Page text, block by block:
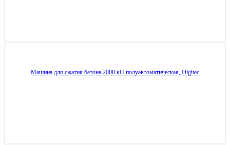
Машина для сжатия бетона 2000 кН полуавтоматическая, Digitec